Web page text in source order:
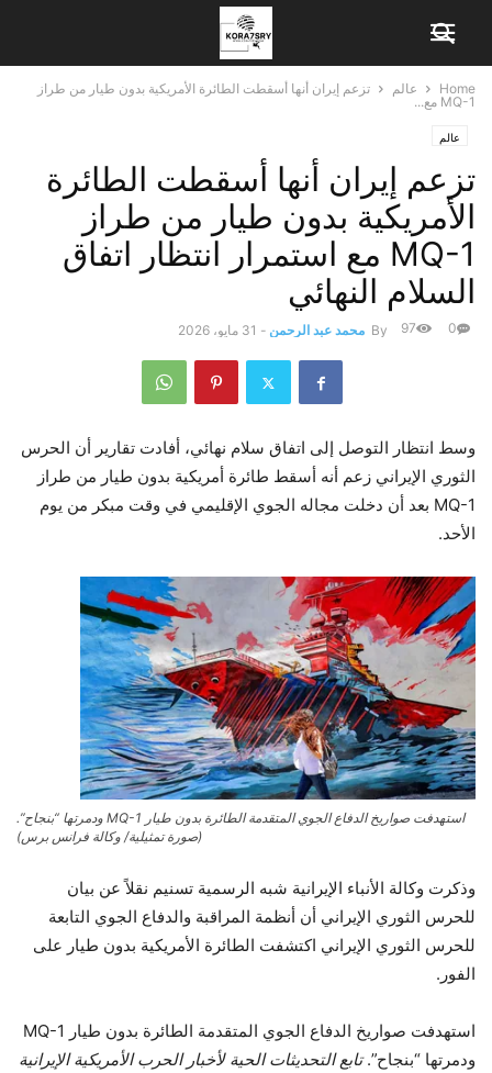
Home عالم
تزعم إيران أنها أسقطت الطائرة الأمريكية بدون طيار من طراز
MQ-1 مع...
عالم
تزعم إيران أنها أسقطت الطائرة
الأمريكية بدون طيار من طراز
MQ-1 مع استمرار انتظار اتفاق
السلام النهائي
By محمد عبد الرحمن - 31 مايو، 2026 0
97
وسط انتظار التوصل إلى اتفاق سلام نهائي، أفادت تقارير أن الحرس
الثوري الإيراني زعم أنه أسقط طائرة أمريكية بدون طيار من طراز
MQ-1 بعد أن دخلت مجاله الجوي الإقليمي في وقت مبكر من يوم
الأحد.
استهدفت صواريخ الدفاع الجوي المتقدمة الطائرة بدون طيار MQ-1 ودمرتها “بنجاح”.
(صورة تمثيلية/ وكالة فرانس برس)
وذكرت وكالة الأنباء الإيرانية شبه الرسمية تسنيم نقلاً عن بيان
للحرس الثوري الإيراني أن أنظمة المراقبة والدفاع الجوي التابعة
للحرس الثوري الإيراني اكتشفت الطائرة الأمريكية بدون طيار على
الفور.
استهدفت صواريخ الدفاع الجوي المتقدمة الطائرة بدون طيار MQ-1
ودمرتها “بنجاح”.تابع التحديثات الحية لأخبار الحرب الأمريكية الإيرانية